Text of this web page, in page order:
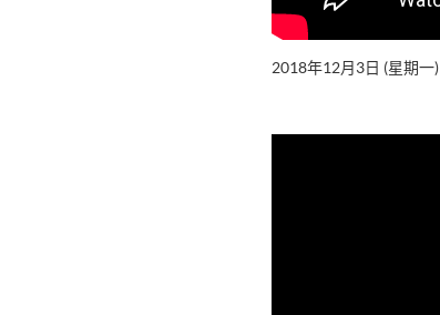
2018年12月3日 (星期一)